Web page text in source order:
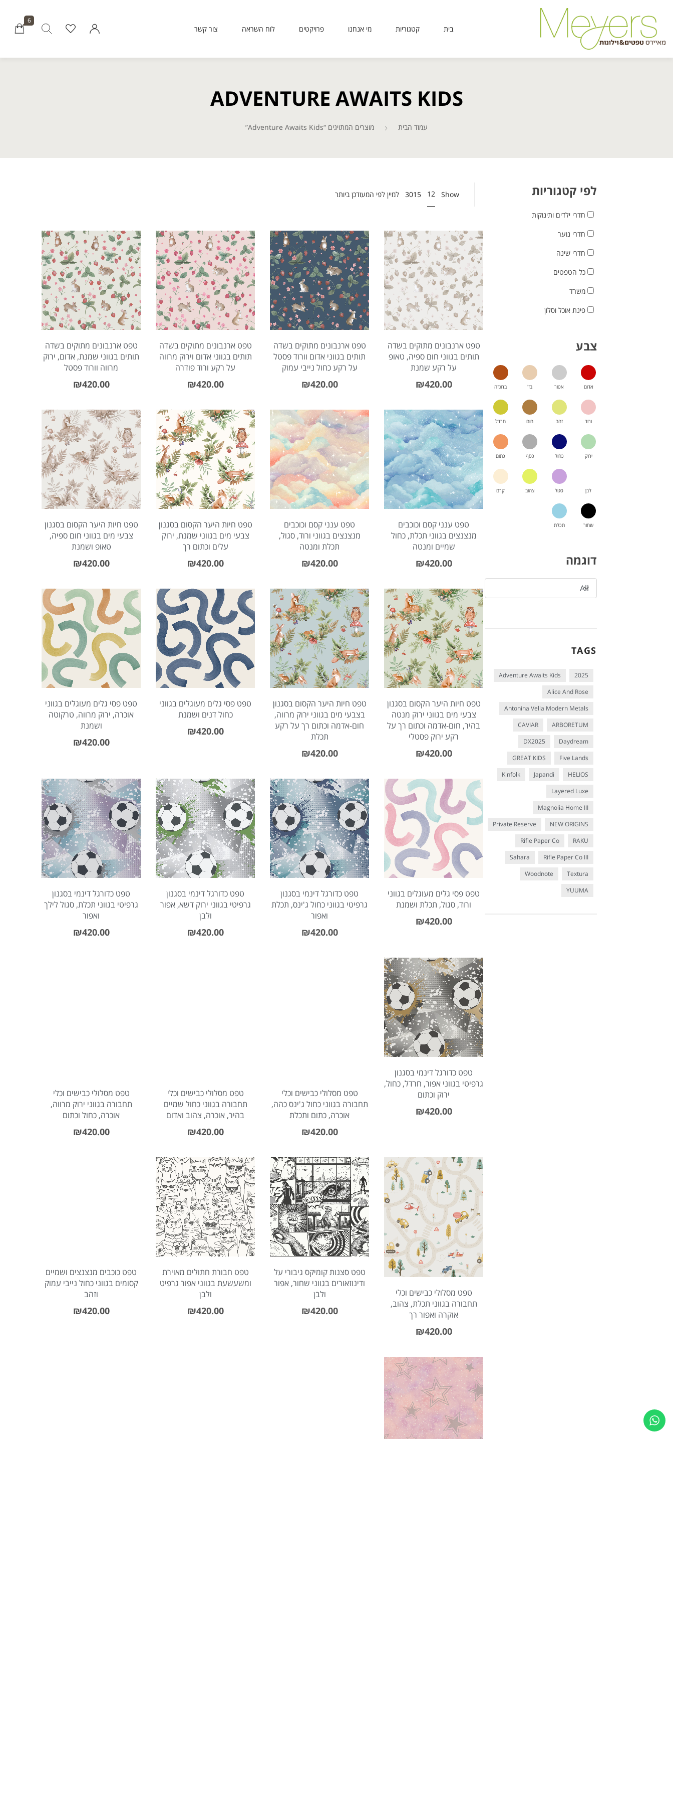
Millions of people around the world visit
even hire freelancers. With an industry-leading
marketplace paired with an unlimited
Sitemap
Meetups
בית קטגוריות מי אנחנו פרויקטים לוח השראה צור קשר
6
ADVENTURE AWAITS KIDS
עמוד הבית מוצרים המתויגים “Adventure Awaits Kids”
לפי קטגוריות
חדרי ילדים ותינוקות
חדרי נוער
חדרי שינה
כל הטפטים
משרד
פינת אוכל וסלון
צבע
אדום אפור בז' ברונזה
ורוד זהב חום חרדל
ירוק כחול כסף כתום
לבן סגול צהוב קרם
שחור תכלת
דוגמה
All
TAGS
2025
Adventure Awaits Kids
Alice And Rose
Antonina Vella Modern Metals
ARBORETUM
CAVIAR
Daydream
DX2025
Five Lands
GREAT KIDS
HELIOS
Japandi
Kinfolk
Layered Luxe
Magnolia Home III
NEW ORIGINS
Private Reserve
RAKU
Rifle Paper Co
Rifle Paper Co III
Sahara
Textura
Woodnote
YUUMA
Show
12
15
30
טפט ארנבונים מתוקים בשדה
תותים בגווני חום ספיה, טאופ
על רקע שמנת
₪420.00
טפט ארנבונים מתוקים בשדה
תותים בגווני אדום וורוד פסטל
על רקע כחול נייבי עמוק
₪420.00
טפט ארנבונים מתוקים בשדה
תותים בגווני אדום וירוק מרווה
על רקע ורוד פודרה
₪420.00
טפט ארנבונים מתוקים בשדה
תותים בגווני שמנת, אדום, ירוק
מרווה וורוד פסטל
₪420.00
טפט ענני קסם וכוכבים
מנצנצים בגווני תכלת, כחול
שמיים ומנטה
₪420.00
טפט ענני קסם וכוכבים
מנצנצים בגווני ורוד, סגול,
תכלת ומנטה
₪420.00
טפט חיות היער הקסום בסגנון
צבעי מים בגווני שמנת, ירוק
עלים וכתום רך
₪420.00
טפט חיות היער הקסום בסגנון
צבעי מים בגווני חום ספיה,
טאופ ושמנת
₪420.00
טפט חיות היער הקסום בסגנון
צבעי מים בגווני ירוק מנטה
בהיר, חום-אדמה וכתום רך על
רקע ירוק פסטלי
₪420.00
טפט חיות היער הקסום בסגנון
בצבעי מים בגווני ירוק מרווה,
חום-אדמה וכתום רך על רקע
תכלת
₪420.00
טפט פסי גלים מעוגלים בגווני
כחול דנים ושמנת
₪420.00
טפט פסי גלים מעוגלים בגווני
אוכרה, ירוק מרווה, טרקוטה
ושמנת
₪420.00
טפט פסי גלים מעוגלים בגווני
ורוד, סגול, תכלת ושמנת
₪420.00
טפט כדורגל דינמי בסגנון
גרפיטי בגווני כחול ג'ינס, תכלת
ואפור
₪420.00
טפט כדורגל דינמי בסגנון
גרפיטי בגווני ירוק דשא, אפור
ולבן
₪420.00
טפט כדורגל דינמי בסגנון
גרפיטי בגווני תכלת, סגול לילך
ואפור
₪420.00
טפט כדורגל דינמי בסגנון
גרפיטי בגווני אפור, חרדל, כחול,
ירוק וכתום
₪420.00
טפט מסלולי כבישים וכלי
תחבורה בגווני כחול ג'ינס כהה,
אוכרה, כתום ותכלת
₪420.00
טפט מסלולי כבישים וכלי
תחבורה בגווני כחול שמיים
בהיר, אוכרה, צהוב ואדום
₪420.00
טפט מסלולי כבישים וכלי
תחבורה בגווני ירוק מרווה,
אוכרה, כחול וכתום
₪420.00
טפט מסלולי כבישים וכלי
תחבורה בגווני תכלת, צהוב,
אוקרה ואפור רך
₪420.00
טפט סצנות קומיקס גיבורי על
ודינוזאורים בגווני שחור, אפור
ולבן
₪420.00
טפט חבורת חתולים מאוירת
ומשעשעת בגווני אפור גרפיט
ולבן
₪420.00
טפט כוכבים מנצנצים ושמיים
קסומים בגווני כחול נייבי עמוק
וזהב
₪420.00